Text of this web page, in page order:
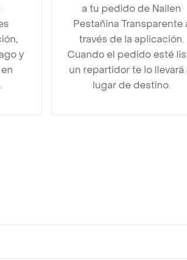
y
a tu pedido de Nailen
Pestañina Transparente
través de la aplicación.
Cuando el pedido esté
un repartidor te lo llevará
lugar de destino.